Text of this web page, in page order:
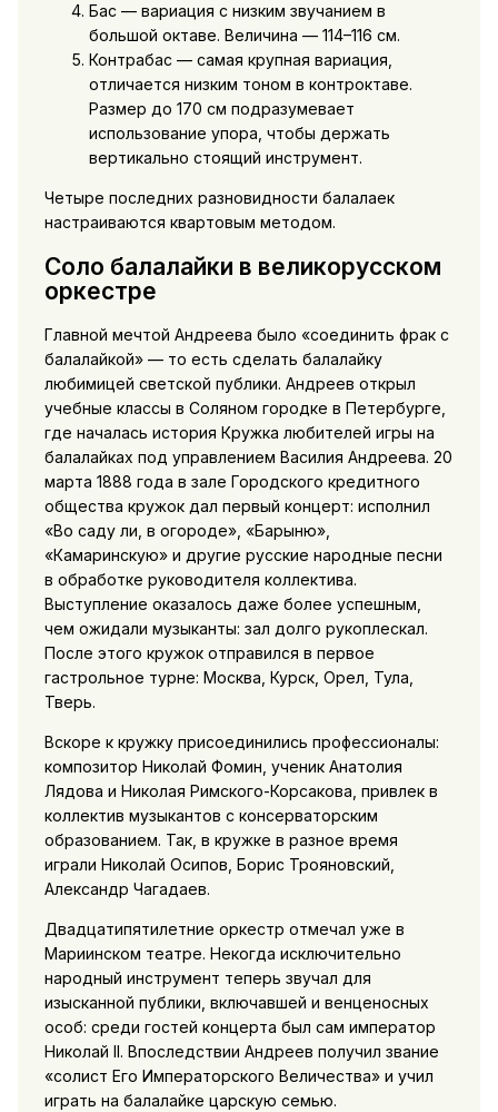
Бас — вариация с низким звучанием в
большой октаве. Величина — 114–116 см.
Контрабас — самая крупная вариация,
отличается низким тоном в контроктаве.
Размер до 170 см подразумевает
использование упора, чтобы держать
вертикально стоящий инструмент.
Четыре последних разновидности балалаек
настраиваются квартовым методом.
Соло балалайки в великорусском
оркестре
Главной мечтой Андреева было «соединить фрак с
балалайкой» — то есть сделать балалайку
любимицей светской публики. Андреев открыл
учебные классы в Соляном городке в Петербурге,
где началась история Кружка любителей игры на
балалайках под управлением Василия Андреева. 20
марта 1888 года в зале Городского кредитного
общества кружок дал первый концерт: исполнил
«Во саду ли, в огороде», «Барыню»,
«Камаринскую» и другие русские народные песни
в обработке руководителя коллектива.
Выступление оказалось даже более успешным,
чем ожидали музыканты: зал долго рукоплескал.
После этого кружок отправился в первое
гастрольное турне: Москва, Курск, Орел, Тула,
Тверь.
Вскоре к кружку присоединились профессионалы:
композитор Николай Фомин, ученик Анатолия
Лядова и Николая Римского-Корсакова, привлек в
коллектив музыкантов с консерваторским
образованием. Так, в кружке в разное время
играли Николай Осипов, Борис Трояновский,
Александр Чагадаев.
Двадцатипятилетние оркестр отмечал уже в
Мариинском театре. Некогда исключительно
народный инструмент теперь звучал для
изысканной публики, включавшей и венценосных
особ: среди гостей концерта был сам император
Николай II. Впоследствии Андреев получил звание
«солист Его Императорского Величества» и учил
играть на балалайке царскую семью.